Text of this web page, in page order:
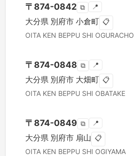
〒 874-0842 ⧉ 📍
大分県 別府市 小倉町 📋
OITA KEN BEPPU SHI OGURACHO
〒 874-0848 ⧉ 📍
大分県 別府市 大畑町 📋
OITA KEN BEPPU SHI OBATAKE
〒 874-0849 ⧉ 📍
大分県 別府市 扇山 📋
OITA KEN BEPPU SHI OGIYAMA